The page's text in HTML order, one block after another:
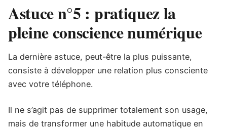
Astuce n°5 : pratiquez la
pleine conscience numérique
La dernière astuce, peut-être la plus puissante,
consiste à développer une relation plus consciente
avec votre téléphone.
Il ne s’agit pas de supprimer totalement son usage,
mais de transformer une habitude automatique en